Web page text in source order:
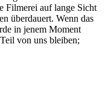
Filmerei auf lange Sicht
überdauert. Wenn das
in jenem Moment
von uns bleiben;